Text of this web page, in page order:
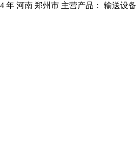
河南 郑州市 主营产品： 输送设